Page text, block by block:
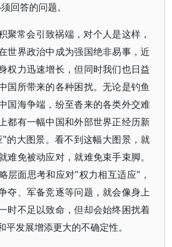
回答的问题。
聚常会引致祸端，对个人是这样，
世界政治中成为强国绝非易事，近
权力迅速增长，但同时我们也日益
国所带来的各种困扰。无论是钓鱼
国海争端，纷至沓来的各类外交难
都有一幅中国和外部世界正经历新
的大图景。看不到这幅大图景，就
难免被动应对，就难免束手束脚。
层面思考和应对"权力相互适应"，
夺、军备竞逐等问题，就会像身上
时不足以致命，但却会始终困扰着
平发展增添更大的不确定性。